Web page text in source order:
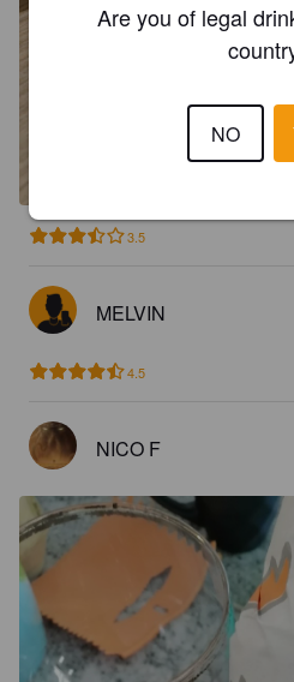
3.5
MELVIN
4.5
NICO F
Are you of legal
NO